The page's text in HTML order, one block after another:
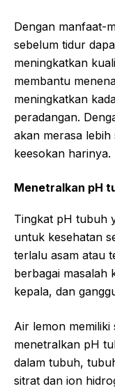
Dengan manfaat-
sebelum tidur
meningkatkan
membantu
meningkatkan
peradangan.
akan merasa
keesokan harinya.
Menetralkan pH
Tingkat pH tubuh
untuk kesehatan
terlalu asam atau
berbagai masalah
kepala, dan
Air lemon
menetralkan pH
dalam tubuh,
sitrat dan ion